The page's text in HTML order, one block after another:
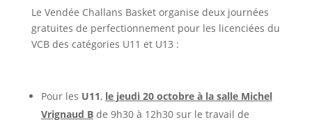
Le Vendée Challans Basket organise deux journées
gratuites de perfectionnement pour les licenciées du
VCB des catégories U11 et U13 :
Pour les U11, le jeudi 20 octobre à la salle Michel
Vrignaud Bde 9h30 à 12h30 sur le travail de